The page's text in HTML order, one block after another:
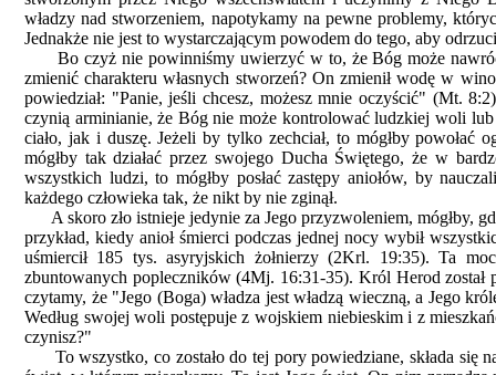
władzy nad stworzeniem, napotykamy na pewne problemy,
Jednakże nie jest to wystarczającym powodem do tego, aby
Bo czyż nie powinniśmy uwierzyć w to, że Bóg może
zmienić charakteru własnych stworzeń? On zmienił wodę w
powiedział: "Panie, jeśli chcesz, możesz mnie oczyścić" (Mt.
czynią arminianie, że Bóg nie może kontrolować ludzkiej woli
ciało, jak i duszę. Jeżeli by tylko zechciał, to mógłby
mógłby tak działać przez swojego Ducha Świętego, że w
wszystkich ludzi, to mógłby posłać zastępy aniołów, by
każdego człowieka tak, że nikt by nie zginął.
A skoro zło istnieje jedynie za Jego przyzwoleniem, mógłby,
przykład, kiedy anioł śmierci podczas jednej nocy wybił
uśmiercił 185 tys. asyryjskich żołnierzy (2Krl. 19:35). Ta
zbuntowanych popleczników (4Mj. 16:31-35). Król Herod
czytamy, że "Jego (Boga) władza jest władzą wieczną, a Jego
Według swojej woli postępuje z wojskiem niebieskim i z
czynisz?"
To wszystko, co zostało do tej pory powiedziane, składa się